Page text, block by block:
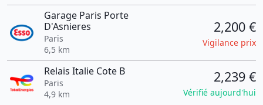
Garage Paris Porte
D'Asnieres
Paris
6,5 km
2,200 €
Vigilance prix
Relais Italie Cote B
Paris
4,9 km
2,239 €
Vérifié aujourd'hui